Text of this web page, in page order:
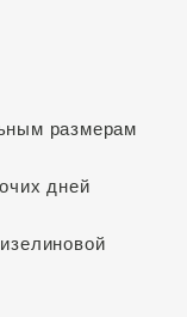
размерам
дней